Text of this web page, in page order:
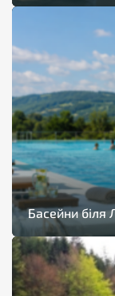
Басейни біля